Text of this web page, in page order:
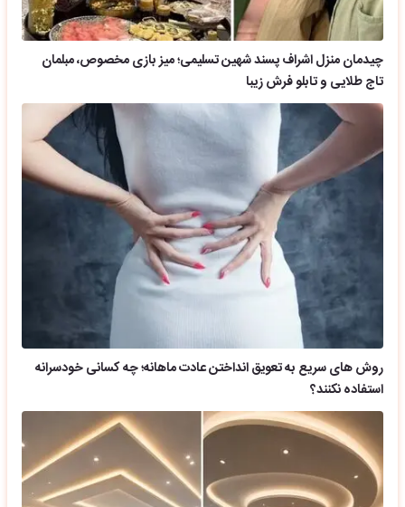
چیدمان منزل اشراف پسند شهین تسلیمی؛ میز بازی مخصوص، مبلمان
تاج طلایی و تابلو فرش زیبا
روش های سریع به تعویق انداختن عادت ماهانه؛ چه کسانی خودسرانه
استفاده نکنند؟